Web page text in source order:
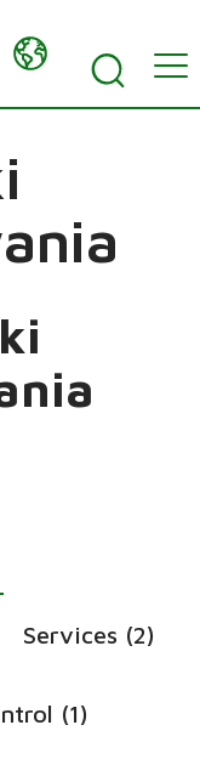
Services (2)
(1)